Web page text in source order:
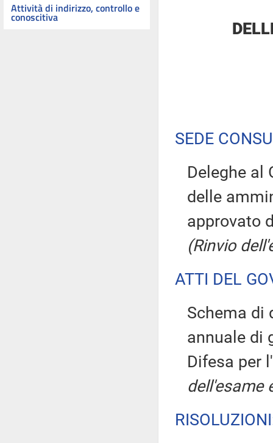
Attività di indirizzo, controllo e
conoscitiva
SEDE
Deleghe al
delle
approvato
(Rinvio
ATTI DEL
Schema di
annuale di
Difesa per
dell'esame